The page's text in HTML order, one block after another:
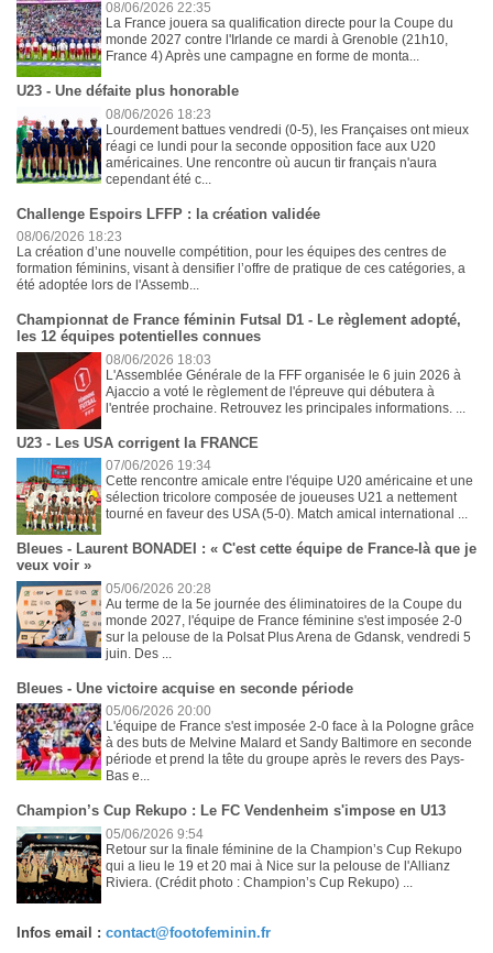
08/06/2026 22:35
La France jouera sa qualification directe pour la Coupe du
monde 2027 contre l'Irlande ce mardi à Grenoble (21h10,
France 4) Après une campagne en forme de monta...
U23 - Une défaite plus honorable
08/06/2026 18:23
Lourdement battues vendredi (0-5), les Françaises ont mieux
réagi ce lundi pour la seconde opposition face aux U20
américaines. Une rencontre où aucun tir français n'aura
cependant été c...
Challenge Espoirs LFFP : la création validée
08/06/2026 18:23
La création d’une nouvelle compétition, pour les équipes des centres de
formation féminins, visant à densifier l’offre de pratique de ces catégories, a
été adoptée lors de l'Assemb...
Championnat de France féminin Futsal D1 - Le règlement adopté,
les 12 équipes potentielles connues
08/06/2026 18:03
L'Assemblée Générale de la FFF organisée le 6 juin 2026 à
Ajaccio a voté le règlement de l'épreuve qui débutera à
l'entrée prochaine. Retrouvez les principales informations. ...
U23 - Les USA corrigent la FRANCE
07/06/2026 19:34
Cette rencontre amicale entre l'équipe U20 américaine et une
sélection tricolore composée de joueuses U21 a nettement
tourné en faveur des USA (5-0). Match amical international ...
Bleues - Laurent BONADEI : « C'est cette équipe de France-là que je
veux voir »
05/06/2026 20:28
Au terme de la 5e journée des éliminatoires de la Coupe du
monde 2027, l'équipe de France féminine s'est imposée 2-0
sur la pelouse de la Polsat Plus Arena de Gdansk, vendredi 5
juin. Des ...
Bleues - Une victoire acquise en seconde période
05/06/2026 20:00
L'équipe de France s'est imposée 2-0 face à la Pologne grâce
à des buts de Melvine Malard et Sandy Baltimore en seconde
période et prend la tête du groupe après le revers des Pays-
Bas e...
Champion’s Cup Rekupo : Le FC Vendenheim s'impose en U13
05/06/2026 9:54
Retour sur la finale féminine de la Champion’s Cup Rekupo
qui a lieu le 19 et 20 mai à Nice sur la pelouse de l'Allianz
Riviera. (Crédit photo : Champion’s Cup Rekupo) ...
Infos email : contact@footofeminin.fr